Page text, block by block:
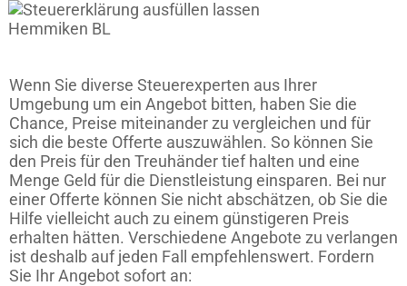
Wenn Sie diverse Steuerexperten aus Ihrer
Umgebung um ein Angebot bitten, haben Sie die
Chance, Preise miteinander zu vergleichen und für
sich die beste Offerte auszuwählen. So können Sie
den Preis für den Treuhänder tief halten und eine
Menge Geld für die Dienstleistung einsparen. Bei nur
einer Offerte können Sie nicht abschätzen, ob Sie die
Hilfe vielleicht auch zu einem günstigeren Preis
erhalten hätten. Verschiedene Angebote zu verlangen
ist deshalb auf jeden Fall empfehlenswert. Fordern
Sie Ihr Angebot sofort an: